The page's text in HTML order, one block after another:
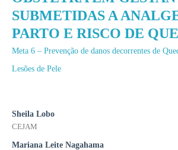
SUBMETIDAS A
PARTO E RISCO DE
Meta 6 – Prevenção de danos decorrentes de
Lesões de Pele
Sheila Lobo
CEJAM
Mariana Leite Nagahama